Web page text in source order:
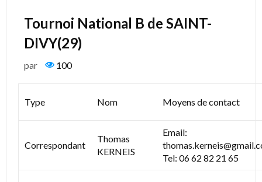
Tournoi National B de SAINT-
DIVY(29)
par 100
Type Nom Moyens de contact
Correspondant
Thomas
KERNEIS
Email:
Tel: 06 62 82 21 65